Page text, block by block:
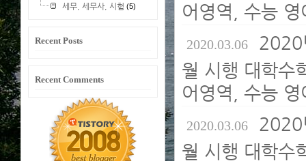
세무, 세무사, 시험 (5)
Recent Posts
Recent Comments
어영역, 수능
2020.03.06 2020
월 시행 대학수
어영역, 수능
2020.03.06 2020
월 시행 대학수